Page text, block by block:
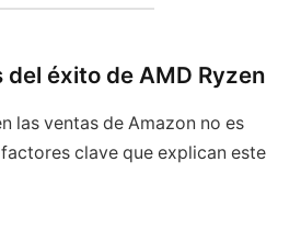
éxito de AMD Ryzen
las ventas de Amazon no es
clave que explican este